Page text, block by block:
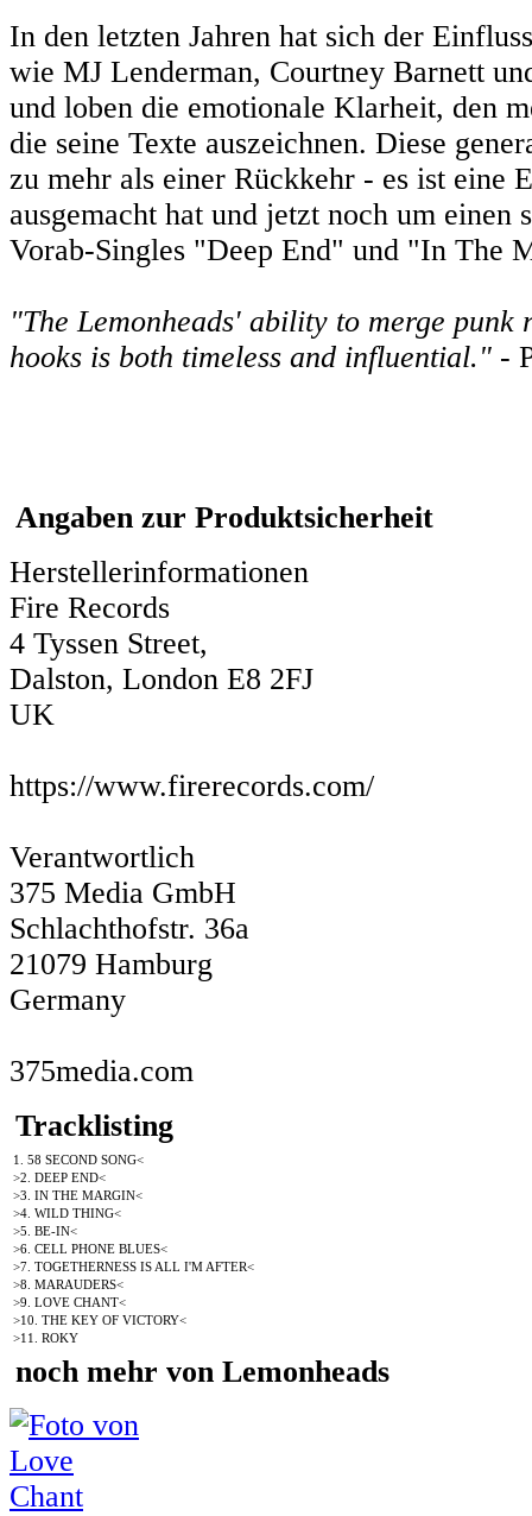
In den letzten Jahren hat sich der
wie MJ Lenderman, Courtney Barnett
und loben die emotionale Klarheit, den
die seine Texte auszeichnen. Diese
zu mehr als einer Rückkehr - es ist eine
ausgemacht hat und jetzt noch um
Vorab-Singles "Deep End" und "In The
"The Lemonheads' ability to merge
hooks is both timeless and influential." -
Angaben zur Produktsicherheit
Herstellerinformationen
Fire Records
4 Tyssen Street,
Dalston, London E8 2FJ
UK
https://www.firerecords.com/
Verantwortlich
375 Media GmbH
Schlachthofstr. 36a
21079 Hamburg
Germany
375media.com
Tracklisting
1. 58 SECOND SONG<
>2. DEEP END<
>3. IN THE MARGIN<
>4. WILD THING<
>5. BE-IN<
>6. CELL PHONE BLUES<
>7. TOGETHERNESS IS ALL I'M AFTER<
>8. MARAUDERS<
>9. LOVE CHANT<
>10. THE KEY OF VICTORY<
>11. ROKY
noch mehr von Lemonheads